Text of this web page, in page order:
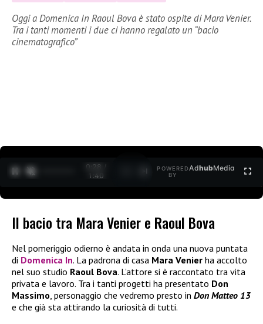
Oggi a Domenica In Raoul Bova è stato ospite di Mara Venier.
Tra i tanti momenti i due ci hanno regalato un “bacio
cinematografico”
0:30 /
1:40
POWERED
BY
AdhubMedia
Il bacio tra Mara Venier e Raoul Bova
Nel pomeriggio odierno è andata in onda una nuova puntata
di Domenica In. La padrona di casa Mara Venier ha accolto
nel suo studio Raoul Bova. L’attore si è raccontato tra vita
privata e lavoro. Tra i tanti progetti ha presentato Don
Massimo, personaggio che vedremo presto in Don Matteo 13
e che già sta attirando la curiosità di tutti.